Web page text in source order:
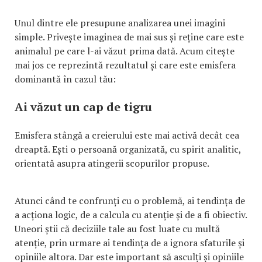
Unul dintre ele presupune analizarea unei imagini
simple. Privește imaginea de mai sus și reține care este
animalul pe care l-ai văzut prima dată. Acum citește
mai jos ce reprezintă rezultatul și care este emisfera
dominantă în cazul tău:
Ai văzut un cap de tigru
Emisfera stângă a creierului este mai activă decât cea
dreaptă. Ești o persoană organizată, cu spirit analitic,
orientată asupra atingerii scopurilor propuse.
Atunci când te confrunți cu o problemă, ai tendința de
a acționa logic, de a calcula cu atenție și de a fi obiectiv.
Uneori știi că deciziile tale au fost luate cu multă
atenție, prin urmare ai tendința de a ignora sfaturile și
opiniile altora. Dar este important să asculți și opiniile